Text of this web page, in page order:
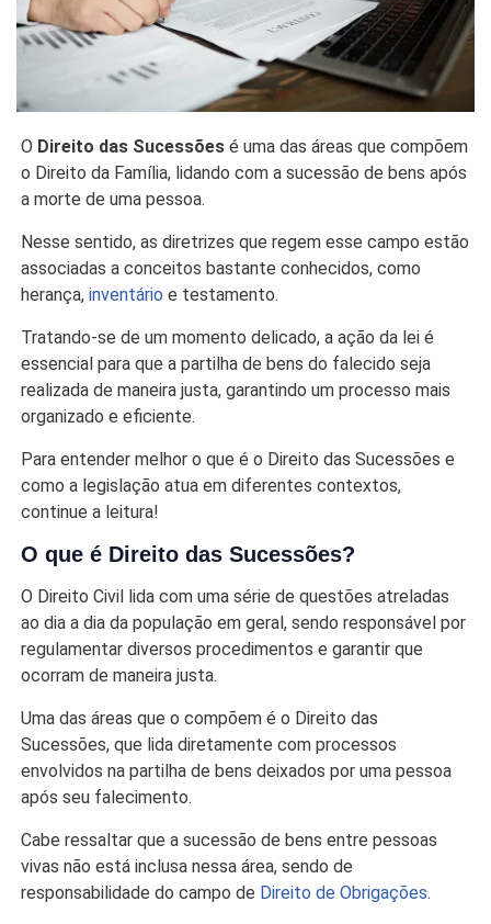
O Direito das Sucessõesé uma das áreas que compõem
o Direito da Família, lidando com a sucessão de bens após
a morte de uma pessoa.
Nesse sentido, as diretrizes que regem esse campo estão
associadas a conceitos bastante conhecidos, como
herança,inventário e testamento.
Tratando-se de um momento delicado, a ação da lei é
essencial para que a partilha de bens do falecido seja
realizada de maneira justa, garantindo um processo mais
organizado e eficiente.
Para entender melhor o que é o Direito das Sucessões e
como a legislação atua em diferentes contextos,
continue a leitura!
O que é Direito das Sucessões?
O Direito Civil lida com uma série de questões atreladas
ao dia a dia da população em geral, sendo responsável por
regulamentar diversos procedimentos e garantir que
ocorram de maneira justa.
Uma das áreas que o compõem é o Direito das
Sucessões, que lida diretamente com processos
envolvidos na partilha de bens deixados por uma pessoa
após seu falecimento.
Cabe ressaltar que a sucessão de bens entre pessoas
vivas não está inclusa nessa área, sendo de
responsabilidade do campo de Direito de Obrigações.